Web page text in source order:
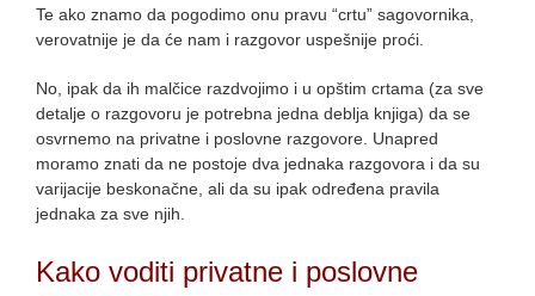
Te ako znamo da pogodimo onu pravu “crtu” sagovornika,
verovatnije je da će nam i razgovor uspešnije proći.
No, ipak da ih malčice razdvojimo i u opštim crtama (za sve
detalje o razgovoru je potrebna jedna deblja knjiga) da se
osvrnemo na privatne i poslovne razgovore. Unapred
moramo znati da ne postoje dva jednaka razgovora i da su
varijacije beskonačne, ali da su ipak određena pravila
jednaka za sve njih.
Kako voditi privatne i poslovne